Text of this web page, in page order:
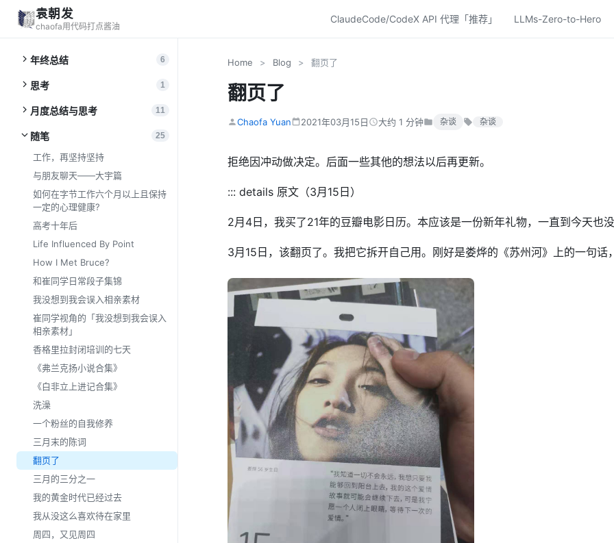
袁朝发
chaofa用代码打点酱油
ClaudeCode/CodeX API 代理「推荐」 LLMs-Zero-to-Hero
年终总结 6
思考 1
月度总结与思考 11
随笔 25
工作，再坚持坚持
与朋友聊天——大宇篇
如何在字节工作六个月以上且保持
一定的心理健康?
高考十年后
Life Influenced By Point
How I Met Bruce?
和崔同学日常段子集锦
我没想到我会误入相亲素材
崔同学视角的「我没想到我会误入
相亲素材」
香格里拉封闭培训的七天
《弗兰克扬小说合集》
《白非立上进记合集》
洗澡
一个粉丝的自我修养
三月末的陈词
翻页了
三月的三分之一
我的黄金时代已经过去
我从没这么喜欢待在家里
周四，又见周四
Home > Blog > 翻页了
翻页了
Chaofa Yuan 2021年03月15日 大约 1 分钟 杂谈 杂谈
拒绝因冲动做决定。后面一些其他的想法以后再更新。
::: details 原文（3月15日）
2月4日，我买了21年的豆瓣电影日历。本应该是一份新年礼物，一直到今天也没
3月15日，该翻页了。我把它拆开自己用。刚好是娄烨的《苏州河》上的一句话